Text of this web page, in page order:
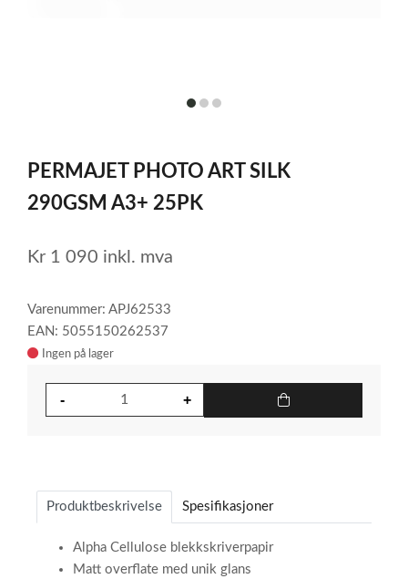
itemitemitem
of
3
PERMAJET PHOTO ART SILK
290GSM A3+ 25PK
Kr 1 090 inkl. mva
Varenummer: APJ62533
EAN: 5055150262537
Ingen på lager
Produktbeskrivelse Spesifikasjoner
Alpha Cellulose blekkskriverpapir
Matt overflate med unik glans